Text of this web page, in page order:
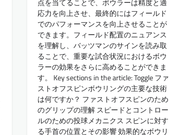
点を当てることで、ボウラーは精度と適
応力を向上させ、最終的にはフィールド
でのパフォーマンスを向上させることが
できます。フィールド配置のニュアンス
を理解し、バッツマンのサインを読み取
ることで、重要な試合状況におけるボウ
ラーの効果をさらに高めることができま
す。 Key sections in the article: Toggle ファ
ストオフスピンボウリングの主要な技術
は何ですか？ ファストオフスピンのため
のグリップの理解 スピードとコントロー
ルのための投球メカニクス スピンに対す
る手首の位置とその影響 効果的なボウリ